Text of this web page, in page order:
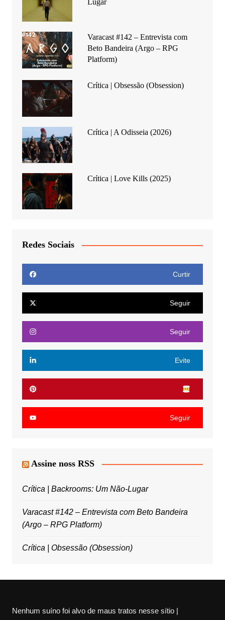
Lugar
Varacast #142 – Entrevista com
Beto Bandeira (Argo – RPG
Platform)
Crítica | Obsessão (Obsession)
Crítica | A Odisseia (2026)
Crítica | Love Kills (2025)
Redes Sociais
Curtir
Seguir
Seguir
Evite
Seguir
Assine noss RSS
Crítica | Backrooms: Um Não-Lugar
Varacast #142 – Entrevista com Beto Bandeira
(Argo – RPG Platform)
Crítica | Obsessão (Obsession)
Nenhum suíno foi alvo de maus tratos nesse sítio |